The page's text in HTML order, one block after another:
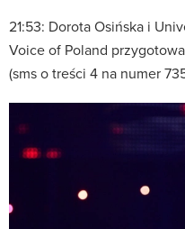
21:53: Dorota Osińska i
Voice of Poland
(sms o treści 4 na numer